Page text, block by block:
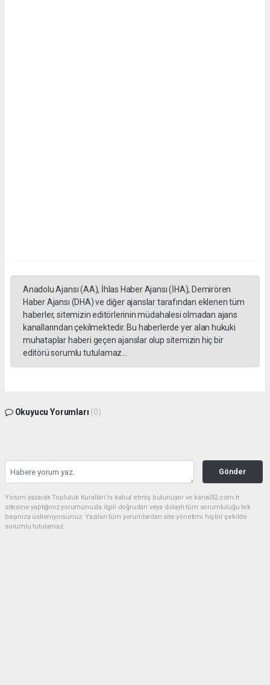
Anadolu Ajansı (AA), İhlas Haber Ajansı (İHA), Demirören
Haber Ajansı (DHA) ve diğer ajanslar tarafından eklenen tüm
haberler, sitemizin editörlerinin müdahalesi olmadan ajans
kanallarından çekilmektedir. Bu haberlerde yer alan hukuki
muhataplar haberi geçen ajanslar olup sitemizin hiç bir
editörü sorumlu tutulamaz...
Okuyucu Yorumları (0)
Gönder
Yorum yazarak Topluluk Kuralları’nı kabul etmiş bulunuyor ve kanal32.com.tr
sitesine yaptığınız yorumunuzla ilgili doğrudan veya dolaylı tüm sorumluluğu tek
başınıza üstleniyorsunuz. Yazılan tüm yorumlardan site yönetimi hiçbir şekilde
sorumlu tutulamaz.